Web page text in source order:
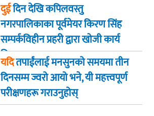
दुईदिन देखि कपिलवस्तु
नगरपालिकाका पूर्वमेयर किरण सिंह
सम्पर्कविहीन प्रहरी द्वारा खाेजी कार्य
तिब्रता
यदितपाईंलाई मनसुनको समयमा तीन
दिनसम्म ज्वरो आयो भने, यी महत्त्वपूर्ण
परीक्षणहरू गराउनुहोस्